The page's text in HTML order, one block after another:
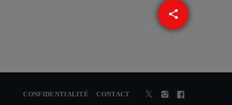
share
email
CONFIDENTIALITÉ CONTACT